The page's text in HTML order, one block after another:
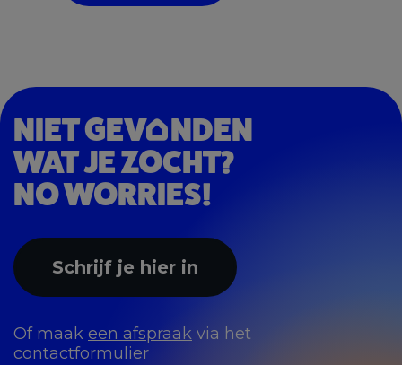
NIET GEV
NDEN
WAT JE ZOCHT?
NO WORRIES!
Of maak een afspraak via het
contactformulier
Schrijf je hier in